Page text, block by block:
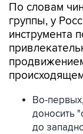
По словам
группы, у
инструмента
Во-
доносить
до